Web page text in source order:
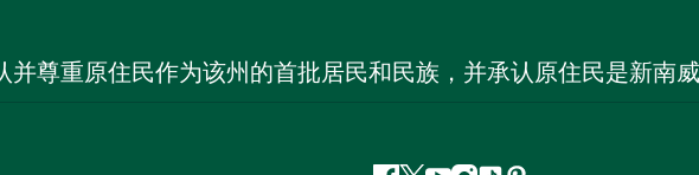
并尊重原住民作为该州的首批居民和民族，并承认原住民是新南